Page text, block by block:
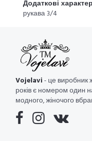
Додаткові
рукава 3/4
Vojelavi- це виробник
років є номером один
модного, жіночого